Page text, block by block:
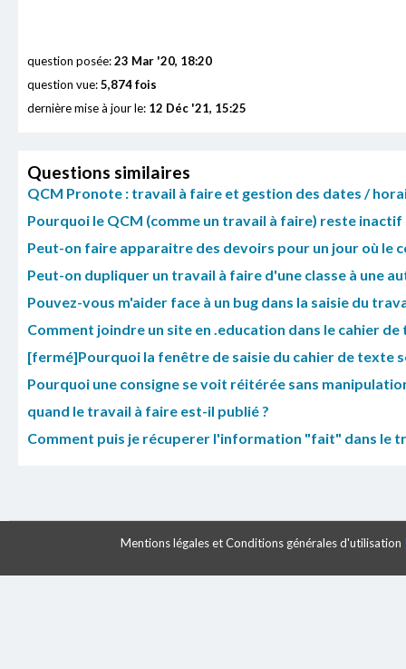
question posée:23 Mar '20, 18:20
question vue:5,874 fois
dernière mise à jour le: 12 Déc '21, 15:25
Questions similaires
QCM Pronote : travail à faire et gestion des dates /
Pourquoi le QCM (comme un travail à faire) reste
Peut-on faire apparaitre des devoirs pour un jour où le
Peut-on dupliquer un travail à faire d'une classe à une
Pouvez-vous m'aider face à un bug dans la saisie du
Comment joindre un site en .education dans le cahier de
[fermé]Pourquoi la fenêtre de saisie du cahier de texte
Pourquoi une consigne se voit réitérée sans
quand le travail à faire est-il publié ?
Comment puis je récuperer l'information "fait" dans le
Mentions légales et Conditions générales d'utilisation